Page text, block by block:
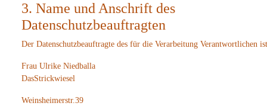
3. Name und Anschrift des
Datenschutzbeauftragten
Der Datenschutzbeauftragte des für die Verarbeitung Verantwortlichen
Frau Ulrike Niedballa
DasStrickwiesel
Weinsheimerstr.39